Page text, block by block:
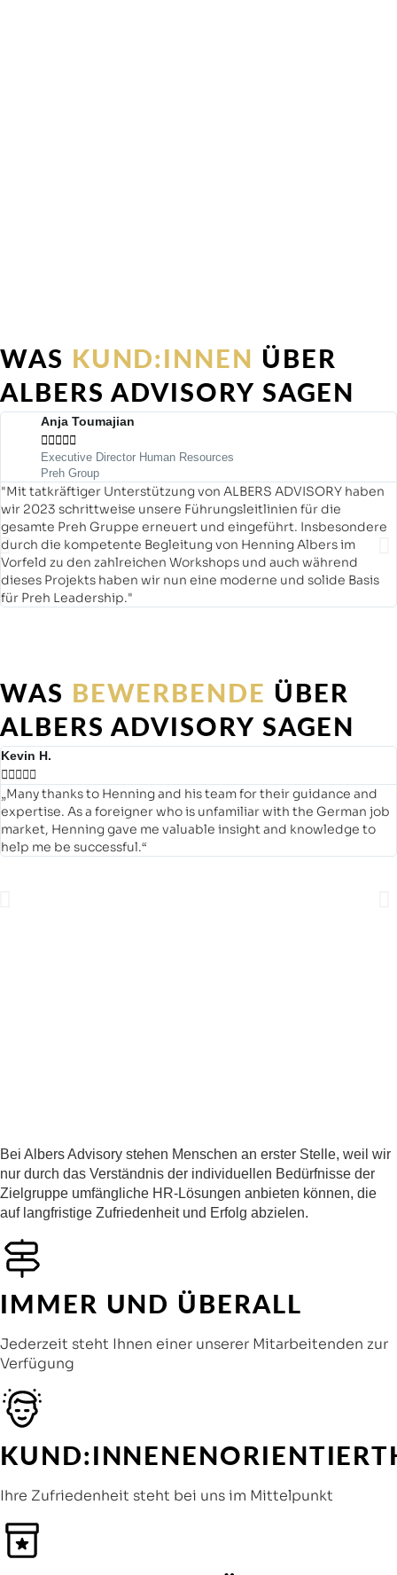
WAS KUND:INNEN ÜBER
ALBERS ADVISORY SAGEN
Anja Toumajian

Executive Director Human Resources
Preh Group
"Mit tatkräftiger Unterstützung von ALBERS ADVISORY haben
wir 2023 schrittweise unsere Führungsleitlinien für die
gesamte Preh Gruppe erneuert und eingeführt. Insbesondere
durch die kompetente Begleitung von Henning Albers im
Vorfeld zu den zahlreichen Workshops und auch während
dieses Projekts haben wir nun eine moderne und solide Basis
für Preh Leadership."
WAS BEWERBENDE ÜBER
ALBERS ADVISORY SAGEN
Kevin H.

„Many thanks to Henning and his team for their guidance and
expertise. As a foreigner who is unfamiliar with the German job
market, Henning gave me valuable insight and knowledge to
help me be successful.“
Bei Albers Advisory stehen Menschen an erster Stelle, weil wir
nur durch das Verständnis der individuellen Bedürfnisse der
Zielgruppe umfängliche HR-Lösungen anbieten können, die
auf langfristige Zufriedenheit und Erfolg abzielen.
IMMER UND ÜBERALL
Jederzeit steht Ihnen einer unserer Mitarbeitenden zur
Verfügung
Ihre Zufriedenheit steht bei uns im Mittelpunkt